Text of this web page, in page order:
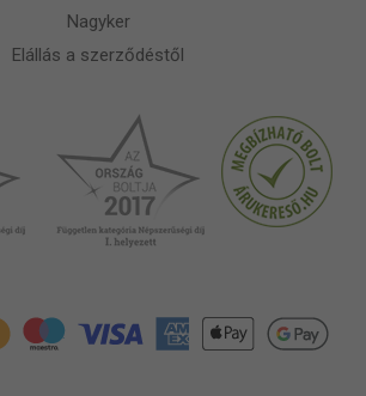
Nagyker
Elállás a szerződéstől